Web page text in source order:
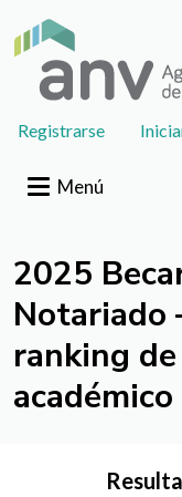
User
menu
Registrarse
Menú
2025
Notariado
ranking